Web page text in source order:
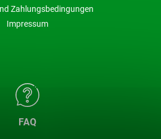
Zahlungsbedingungen
Impressum
FAQ